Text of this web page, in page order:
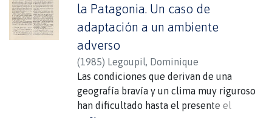
(Natural History) de Londres. Los
resultados obtenidos indican que los
fueguinos presentaban bajas frecuencias
de patología oral. La baja frecuencia de
caries puede atribuirse a la dieta
eminentemente carnívora de los
fueguinos. El elevado desgaste dentario
puede relacionarse con la elevada
la Patagonia. Un caso de
adaptación a un ambiente
adverso
(1985) Legoupil, Dominique
Las condiciones que derivan de una
geografía bravía y un clima muy riguroso
han dificultado hasta el presente el